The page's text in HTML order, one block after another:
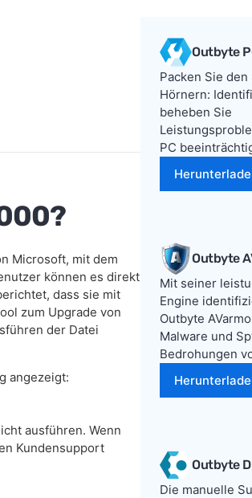
Microsoft, mit dem
können es direkt
dass sie mit
zum Upgrade von
der Datei
angezeigt:
ausführen. Wenn
Kundensupport
Outbyte
Packen Sie
Hörnern:
beheben Sie
PC
Outbyte
Mit seiner
Engine
Outbyte
Malware und
Bedrohungen
Outbyte
Die manuelle